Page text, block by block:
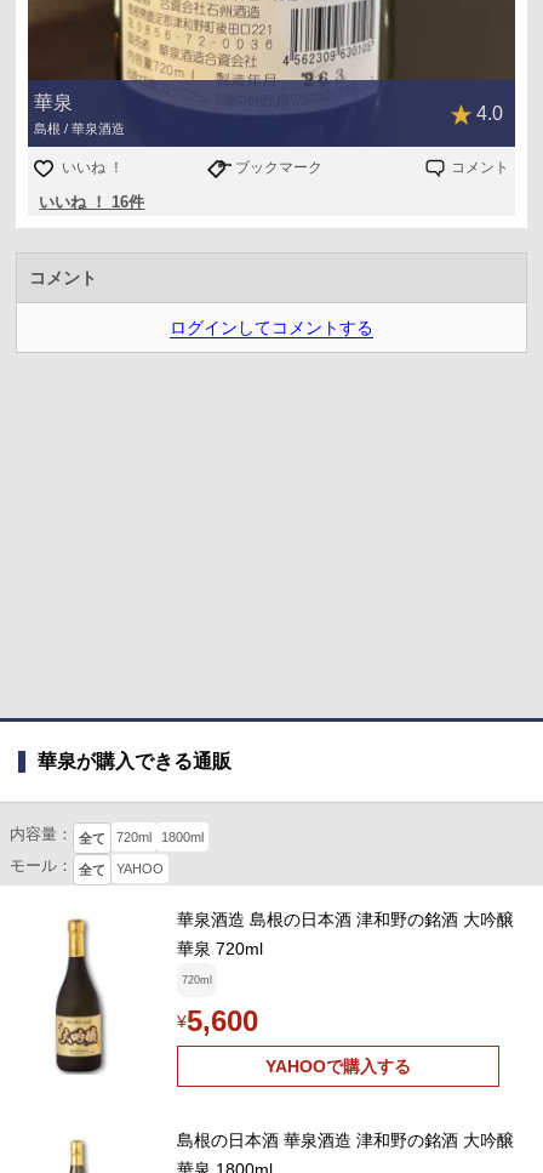
華泉
島根 / 華泉酒造
4.0
いいね ！ ブックマーク コメント
いいね ！ 16件
コメント
ログインしてコメントする
華泉が購入できる通販
内容量： 全て 720ml 1800ml
モール： 全て YAHOO
華泉酒造 島根の日本酒 津和野の銘酒 大吟醸
華泉 720ml
720ml
¥5,600
YAHOOで購入する
島根の日本酒 華泉酒造 津和野の銘酒 大吟醸